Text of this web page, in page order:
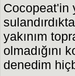
Cocopeat'in
yakınım
olmadığını
denedim